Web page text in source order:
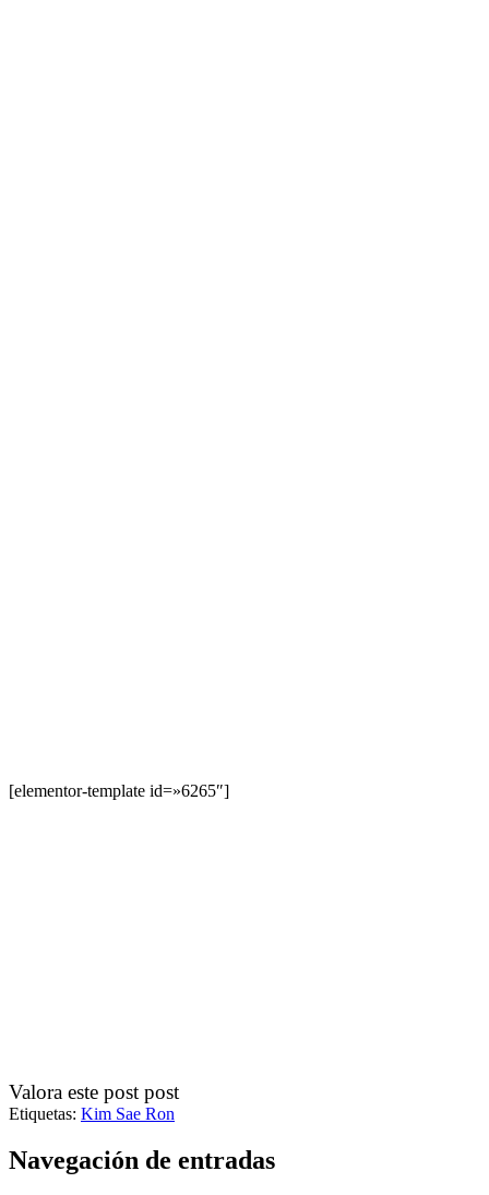
[elementor-template id=»6265″]
Valora este post post
Etiquetas: Kim Sae Ron
Navegación de entradas